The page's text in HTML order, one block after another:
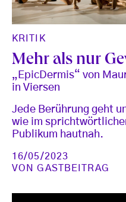
KRITIK
Mehr als nur
„EpicDermis“ von
in Viersen
Jede Berührung geht
wie im
Publikum hautnah.
16/05/2023
VONGASTBEITRAG